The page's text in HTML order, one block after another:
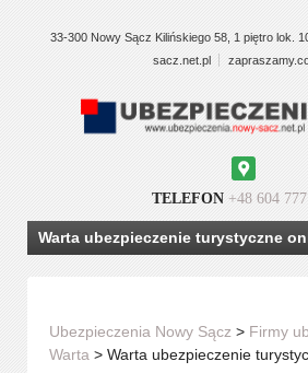
33-300 Nowy Sącz Kilińskiego 58, 1 piętro lok.
sacz.net.pl
Maps
TELEFON +48 604
Warta ubezpieczenie turystyczne
Ubezpieczenia Nowy Sącz > Firmy
Warta > Warta ubezpieczenie